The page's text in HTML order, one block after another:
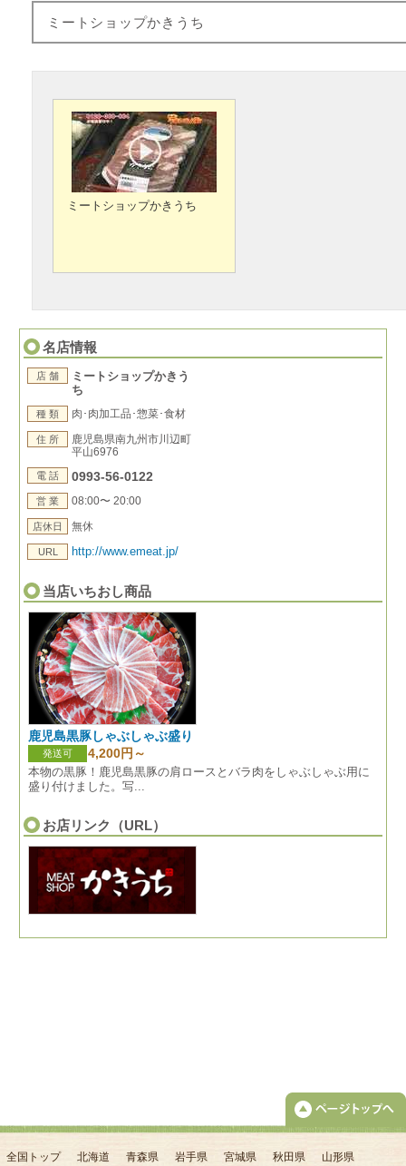
名店情報
店 舗
ミートショップかきう
ち
種 類 肉･肉加工品･惣菜･食材
住 所
鹿児島県南九州市川辺町
平山6976
電 話 0993-56-0122
営 業 08:00〜 20:00
店休日 無休
URL http://www.emeat.jp/
当店いちおし商品
鹿児島黒豚しゃぶしゃぶ盛り
発送可 4,200円～
本物の黒豚！鹿児島黒豚の肩ロースとバラ肉をしゃぶしゃぶ用に
盛り付けました。写...
お店リンク（URL）
ミートショップかきうち
ミートショップかきうち
全国トップ 北海道 青森県 岩手県 宮城県 秋田県 山形県